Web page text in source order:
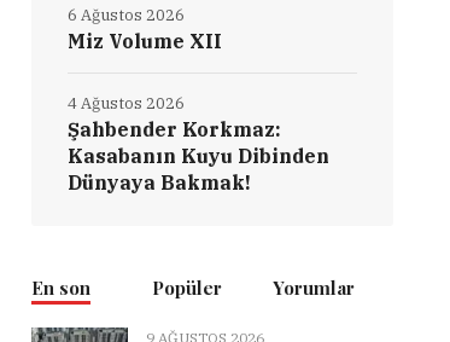
Miz Volume XII
6 Ağustos 2026
Şahbender Korkmaz:
Kasabanın Kuyu Dibinden
Dünyaya Bakmak!
4 Ağustos 2026
En son Popüler Yorumlar
9 AĞUSTOS 2026